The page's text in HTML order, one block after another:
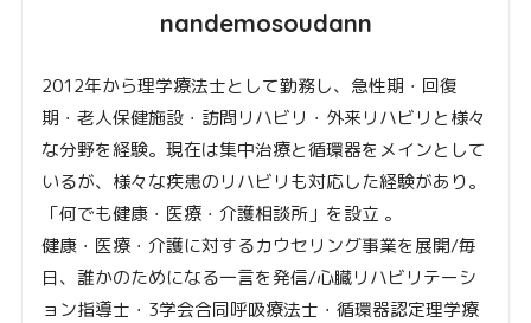
nandemosoudann
2012年から理学療法士として勤務し、急性期・回復
期・老人保健施設・訪問リハビリ・外来リハビリと様々
な分野を経験。現在は集中治療と循環器をメインとして
いるが、様々な疾患のリハビリも対応した経験があり。
「何でも健康・医療・介護相談所」を設立 。
健康・医療・介護に対するカウセリング事業を展開/毎
日、誰かのためになる一言を発信/心臓リハビリテーシ
ョン指導士・3学会合同呼吸療法士・循環器認定理学療